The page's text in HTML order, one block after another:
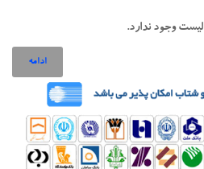
وجود ندارد.
ادامه